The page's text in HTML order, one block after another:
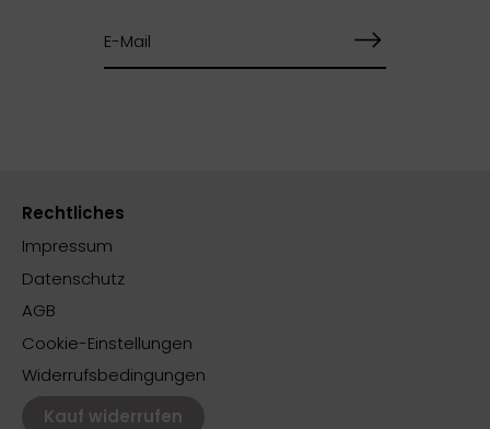
Rechtliches
Impressum
Datenschutz
AGB
Cookie-Einstellungen
Widerrufsbedingungen
Kauf widerrufen